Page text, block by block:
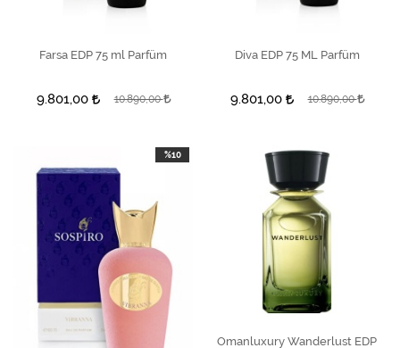
SEPETE EKLE
Farsa EDP 75 ml Parfüm
9.801,00 10.890,00
SEPETE EKLE
Diva EDP 75 ML Parfüm
9.801,00 10.890,00
%10
SEPETE EKLE
Omanluxury Wanderlust EDP